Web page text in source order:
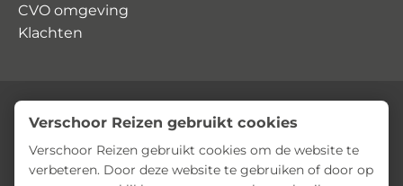
CVO omgeving
Klachten
Privacyverklaring
Verschoor Reizen gebruikt cookies
Verschoor Reizen gebruikt cookies om de website te
verbeteren. Door deze website te gebruiken of door op